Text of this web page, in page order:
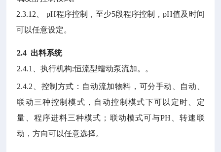
2.3.12
pH程序控制，至少5段程序控制，pH值及时间
可以任意设定。
2.4 出料系统
2.4.1
、执行机构:恒流型蠕动泵流加。。
2.4.2 、控制方式：自动流加物料，可分手动、自动、
联动三种控制模式，自动控制模式下可以定时、定
量、程序进料三种模式；联动模式可与PH 、转速联
动，方向可以任意选择。